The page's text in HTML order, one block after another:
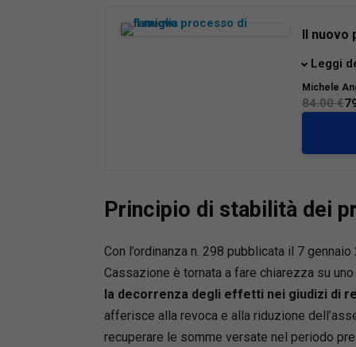
Il nuovo
La
riforma
modo di
familiari,
e
gli
Dalle
del
prassi,
Leggi
Michele
84.00 €
Principio di stabilità dei
Con l’ordinanza n. 298 pubblicata il 7
Cassazione è tornata a fare chiarezza su
la decorrenza degli effetti nei giudizi di
afferisce alla revoca e alla riduzione
recuperare le somme versate nel periodo